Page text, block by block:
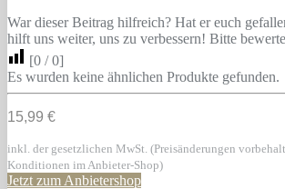
War dieser Beitrag hilfreich? Hat er euch
hilft uns weiter, uns zu verbessern! Bitte
[0 /0]
Es wurden keine ähnlichen Produkte gefunden.
15,99 €
inkl. der gesetzlichen MwSt. (Preisänderungen
Konditionen im Anbieter-Shop)
Jetzt zum Anbietershop